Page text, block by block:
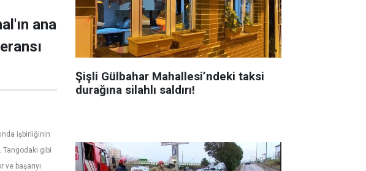
ana
işbirliğinin
Tangodaki gibi
başarıyı
Şişli Gülbahar Mahallesi’ndeki taksi
durağına silahlı saldırı!